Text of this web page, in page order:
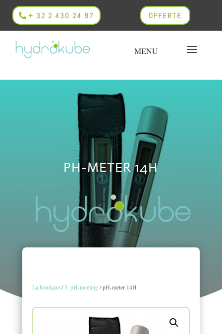
+ 32 2 430 24 97 OFFERTE
PH-METER 14H
La boutique/5. pH-meeting/ pH-meter 14H